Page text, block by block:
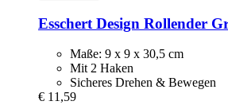
Esschert Design Rollender
Maße: 9 x 9 x 30,5 cm
Mit 2 Haken
Sicheres Drehen & Bewegen
€ 11,59